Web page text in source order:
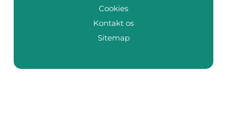
Cookies
Kontakt os
Sitemap